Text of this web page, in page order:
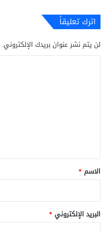
اترك تعليقاً
لن يتم نشر عنوان بريدك الإلكتروني.
*
الاسم *
البريد الإلكتروني *